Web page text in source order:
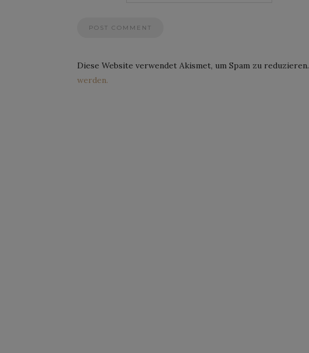
Diese Website verwendet Akismet, um Spam zu reduzieren.
werden.